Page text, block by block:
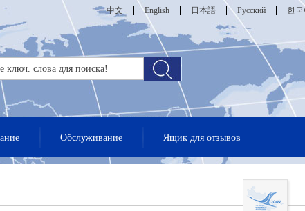
한
Русский
日本語
English
中文
Обслуживание Ящик для отзывов